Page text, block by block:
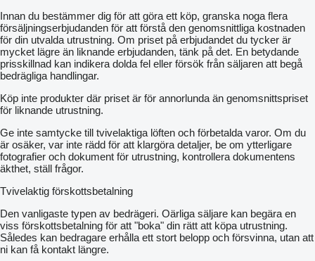
Innan du bestämmer dig för att göra ett köp, granska noga flera
försäljningserbjudanden för att förstå den genomsnittliga kostnaden
för din utvalda utrustning. Om priset på erbjudandet du tycker är
mycket lägre än liknande erbjudanden, tänk på det. En betydande
prisskillnad kan indikera dolda fel eller försök från säljaren att begå
bedrägliga handlingar.
Köp inte produkter där priset är för annorlunda än genomsnittspriset
för liknande utrustning.
Ge inte samtycke till tvivelaktiga löften och förbetalda varor. Om du
är osäker, var inte rädd för att klargöra detaljer, be om ytterligare
fotografier och dokument för utrustning, kontrollera dokumentens
äkthet, ställ frågor.
Tvivelaktig förskottsbetalning
Den vanligaste typen av bedrägeri. Oärliga säljare kan begära en
viss förskottsbetalning för att "boka" din rätt att köpa utrustning.
Således kan bedragare erhålla ett stort belopp och försvinna, utan att
ni kan få kontakt längre.